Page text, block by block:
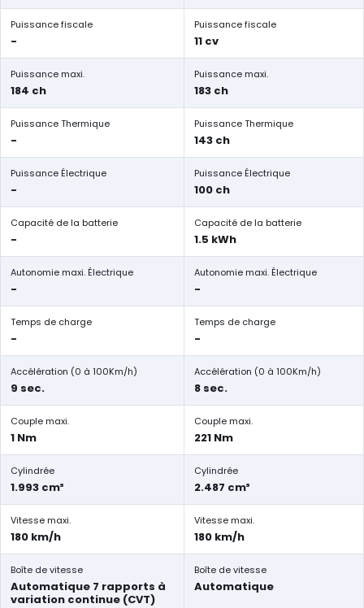
Puissance fiscale
-
Puissance fiscale
11 cv
Puissance maxi.
184 ch
Puissance maxi.
183 ch
Puissance Thermique
-
Puissance Thermique
143 ch
Puissance Électrique
-
Puissance Électrique
100 ch
Capacité de la batterie
-
Capacité de la batterie
1.5 kWh
Autonomie maxi. Électrique
-
Autonomie maxi. Électrique
-
Temps de charge
-
Temps de charge
-
Accélération (0 à 100Km/h)
9 sec.
Accélération (0 à 100Km/h)
8 sec.
Couple maxi.
1 Nm
Couple maxi.
221 Nm
Cylindrée
1.993 cm³
Cylindrée
2.487 cm³
Vitesse maxi.
180 km/h
Vitesse maxi.
180 km/h
Boîte de vitesse
Automatique 7 rapports à
variation continue (CVT)
Boîte de vitesse
Automatique